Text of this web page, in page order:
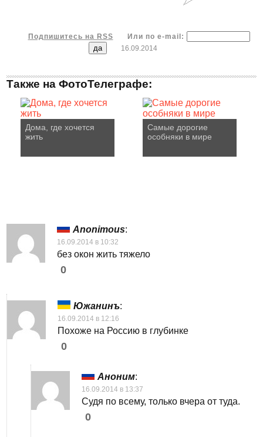
Подпишитесь на RSS
Или по e-mail:
16.09.2014
Также на ФотоТелеграфе:
Дома, где хочется
жить
Самые дорогие
особняки в мире
Anonimous:
16.09.2014 в 10:32
без окон жить тяжело
0
Южанинъ:
16.09.2014 в 12:16
Похоже на Россию в глубинке
0
Аноним:
16.09.2014 в 13:37
Судя по всему, только вчера от туда.
0